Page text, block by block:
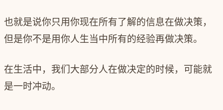
也就是说你只用你现在所有了解的信息在做决策，
但是你不是用你人生当中所有的经验再做决策。
在生活中，我们大部分人在做决定的时候，可能就
是一时冲动。